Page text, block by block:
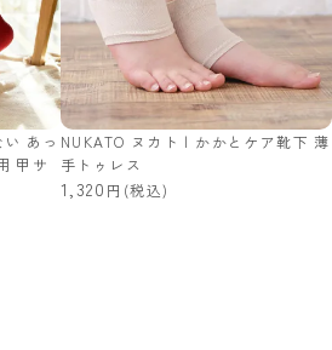
あっ
甲サ
NUKATO ヌカト | かかとケア靴下 薄
手トゥレス
1,320 (税込)